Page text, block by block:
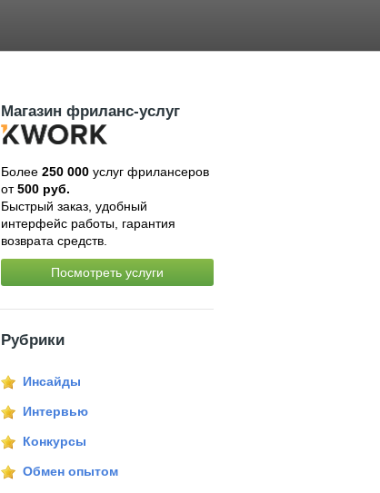
Магазин фриланс-услуг
Более 250 000услуг фрилансеров
от500 руб.
Быстрый заказ, удобный
интерфейс работы, гарантия
возврата средств.
Посмотреть услуги
Рубрики
Инсайды
Интервью
Конкурсы
Обмен опытом